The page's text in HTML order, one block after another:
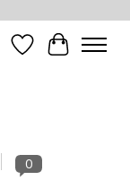
Liste dePanier
0